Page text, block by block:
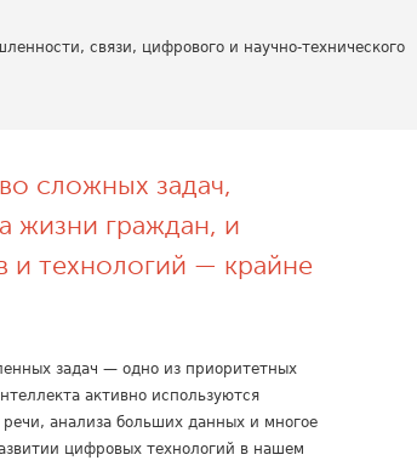
связи, цифрового и научно-технического
сложных задач,
жизни граждан, и
и технологий — крайне
задач — одно из приоритетных
активно используются
речи, анализа больших данных и многое
цифровых технологий в нашем